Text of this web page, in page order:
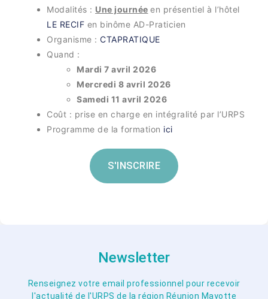
Modalités : Une journée en présentiel à l’hôtel
LE RECIF en binôme AD-Praticien
Organisme : CTAPRATIQUE
Quand :
Mardi 7 avril 2026
Mercredi 8 avril 2026
Samedi 11 avril 2026
Coût : prise en charge en intégralité par l’URPS
Programme de la formation ici
S'INSCRIRE
Newsletter
Renseignez votre email professionnel pour recevoir
l'actualité de l'URPS de la région Réunion Mayotte